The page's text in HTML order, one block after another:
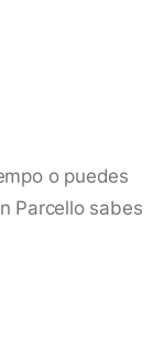
o puedes
Parcello sabes